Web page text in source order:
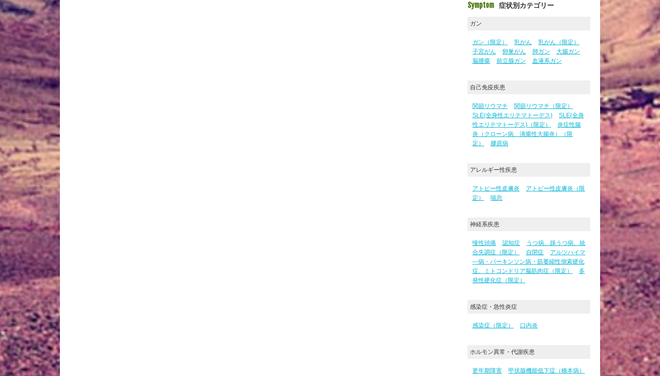
Symptom 症状別カテゴリー
ガン
ガン（限定） 乳がん
乳がん（限定）
子宮がん
卵巣がん 肺ガン
大腸ガン
脳腫瘍
前立腺ガン 血液系ガン
自己免疫疾患
関節リウマチ
関節リウマチ（限定）
SLE(全身性エリテマトーデス)
SLE(全身
性エリテマトーデス)（限定）
炎症性腸
炎（クローン病、潰瘍性大腸炎）（限
定）
膠原病
アレルギー性疾患
アトピー性皮膚炎
アトピー性皮膚炎（限
定）
喘息
神経系疾患
慢性頭痛 認知症
うつ病、躁うつ病、統
合失調症（限定）
自閉症
アルツハイマ
―病・パーキンソン病・筋萎縮性側索硬化
症、ミトコンドリア脳筋肉症（限定）
多
発性硬化症（限定）
感染症・急性炎症
感染症（限定） 口内炎
ホルモン異常・代謝疾患
更年期障害
甲状腺機能低下症（橋本病）